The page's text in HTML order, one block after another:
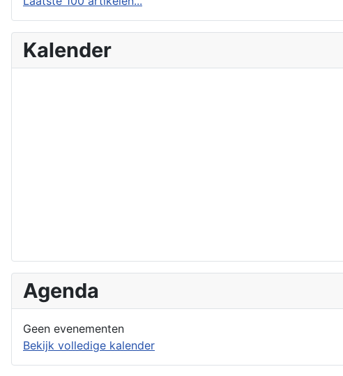
Kalender
Agenda
Geen evenementen
Bekijk volledige kalender